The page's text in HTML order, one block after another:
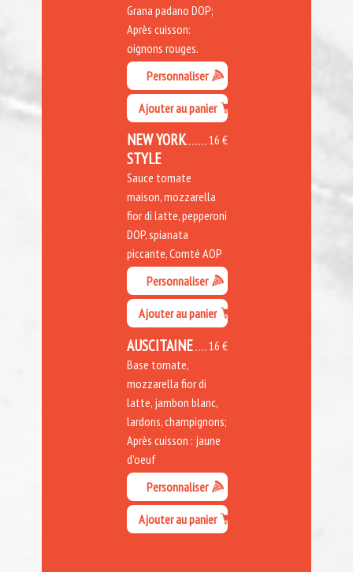
Grana padano DOP;
Après cuisson:
oignons rouges.
Personnaliser
Ajouter au panier
16 €
NEW YORK
STYLE
Sauce tomate
maison, mozzarella
fior di latte, pepperoni
DOP, spianata
piccante, Comté AOP
Personnaliser
Ajouter au panier
16 €
AUSCITAINE
Base tomate,
mozzarella fior di
latte, jambon blanc,
lardons, champignons;
Après cuisson : jaune
d'oeuf
Personnaliser
Ajouter au panier